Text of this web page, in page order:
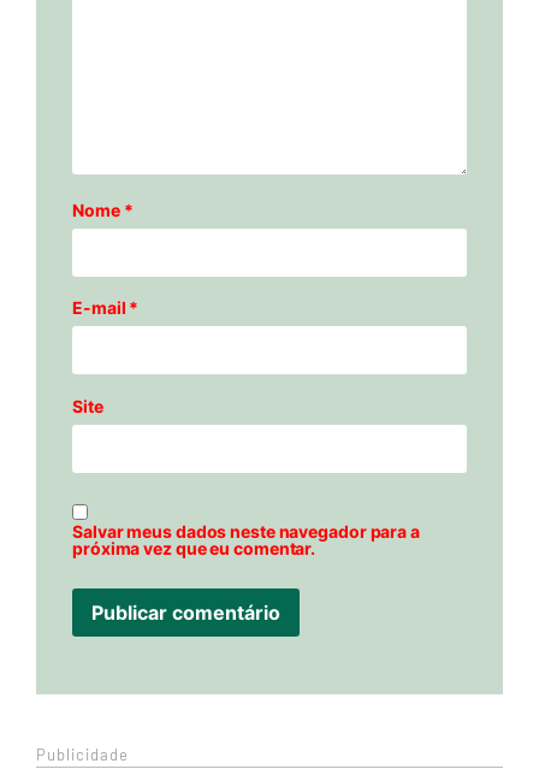
Nome *
E-mail *
Site
Salvar meus dados neste navegador para a
próxima vez que eu comentar.
Publicidade